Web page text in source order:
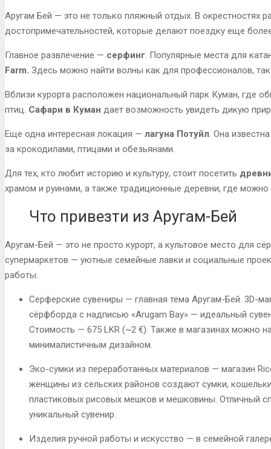
Аругам Бей — это не только пляжный отдых. В окрестностях
достопримечательностей, которые делают поездку еще
Главное развлечение — серфинг . Популярные места для
Farm. Здесь можно найти волны как для профессионалов,
Вблизи курорта расположен национальный парк Куман, где
птиц. Сафари в Куман дает возможность увидеть дикую
Еще одна интересная локация — лагуна Потуйл . Она
за крокодилами, птицами и обезьянами.
Для тех, кто любит историю и культуру, стоит посетить
храмом и руинами, а также традиционные деревни, где
Что привезти из Аругам-Бей
Аругам-Бей — это не просто курорт, а культовое место для
супермаркетов — уютные семейные лавки и социальные
работы.
Серферские сувениры — главная тема Аругам-Бей. 3D-
сёрфборда с надписью «Arugam Bay» — идеальный
Стоимость — 675 LKR (~2 €). Также в магазинах можно
минималистичным дизайном.
Эко-сумки из переработанных материалов — магазин
женщины из сельских районов создают сумки,
пластиковых рисовых мешков и мешковины. Отличный
уникальный сувенир.
Изделия ручной работы и искусство — в семейной